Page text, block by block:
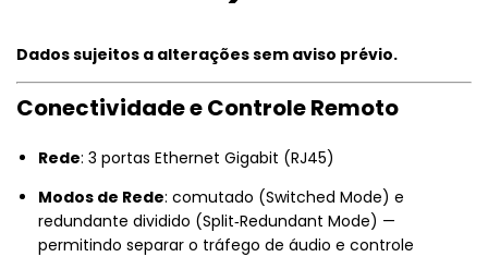
Dados sujeitos a alterações sem aviso prévio.
Conectividade e Controle Remoto
Rede: 3 portas Ethernet Gigabit (RJ45)
Modos de Rede: comutado (Switched Mode) e
redundante dividido (Split‑Redundant Mode) —
permitindo separar o tráfego de áudio e controle